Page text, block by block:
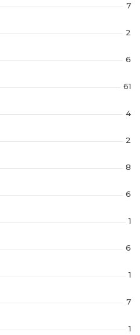
7
2
6
61
4
2
8
6
1
6
1
7
1